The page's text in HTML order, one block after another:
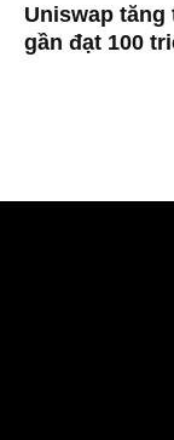
Uniswap tăng
gần đạt 100